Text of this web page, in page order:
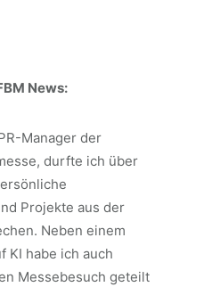
News:
Manager der
durfte ich über
Projekte aus der
Neben einem
KI habe ich auch
Messebesuch geteilt